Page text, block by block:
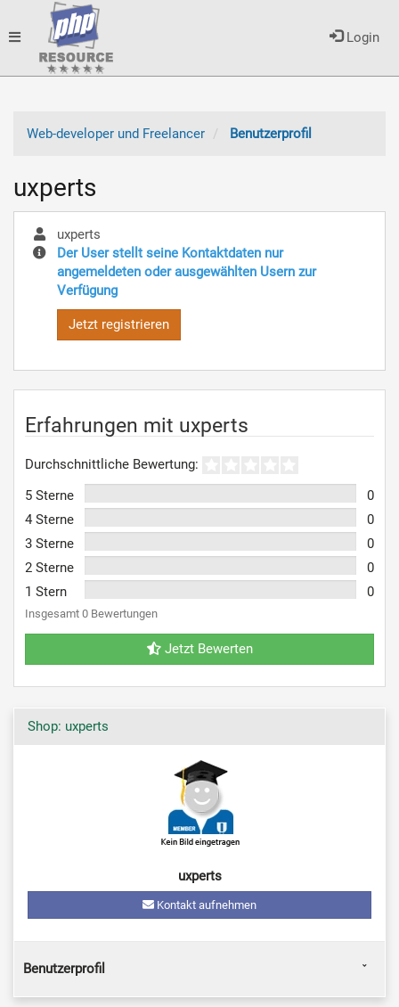
Login
Toggle
Web-developer und Freelancer
Benutzerprofil
uxperts
uxperts
Der User stellt seine Kontaktdaten nur
angemeldeten oder ausgewählten Usern zur
Verfügung
Jetzt registrieren
Erfahrungen mit uxperts
Durchschnittliche Bewertung:
5 Sterne
0
4 Sterne
0
3 Sterne
0
2 Sterne
0
1 Stern
0
Insgesamt 0 Bewertungen
Jetzt Bewerten
Shop: uxperts
uxperts
Kontakt aufnehmen
Benutzerprofil